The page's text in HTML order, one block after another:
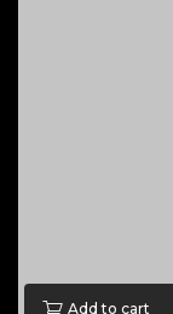
Add to cart